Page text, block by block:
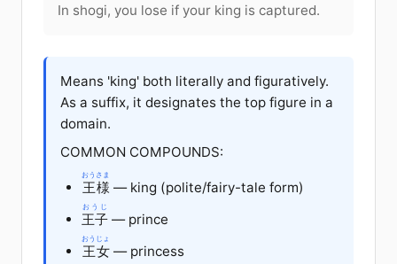
In shogi, you lose if your king is captured.
Means 'king' both literally and figuratively.
As a suffix, it designates the top figure in a
domain.
COMMON COMPOUNDS:
王様
おうさま
— king (polite/fairy-tale form)
王子
おうじ
— prince
王女
おうじょ
— princess